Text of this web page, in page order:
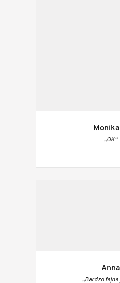
„OK“
Anna
„Bardzo fajna